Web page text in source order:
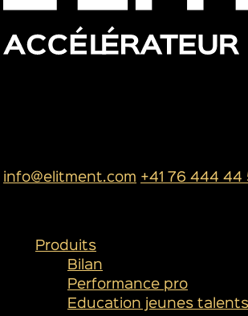
info@elitment.com +41 76 444 44
Produits
Bilan
Performance pro
Education jeunes talents